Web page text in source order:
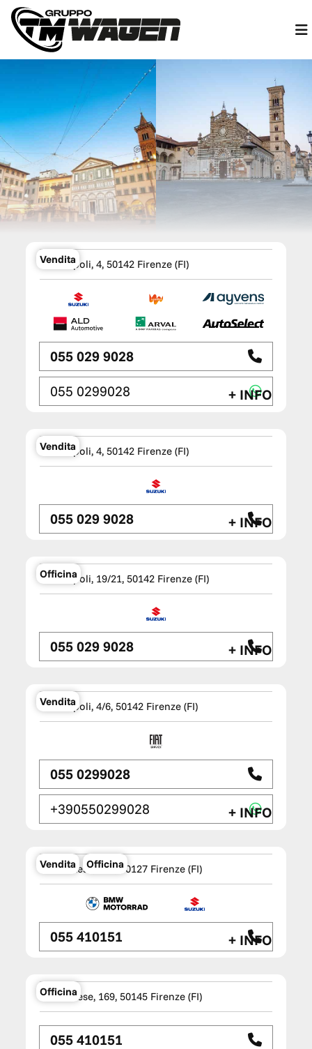
Vendita
Via Empoli, 4, 50142 Firenze (FI)
055 029 9028
055 0299028
+ INFO
Vendita
Via Empoli, 4, 50142 Firenze (FI)
055 029 9028 + INFO
Officina
Via Empoli, 19/21, 50142 Firenze (FI)
055 029 9028 + INFO
Vendita
TM WAGEN Premium Specialist
Via Empoli, 4/6, 50142 Firenze (FI)
055 0299028
+390550299028
+ INFO
Vendita Officina
Via Pratese, 169, 50127 Firenze (FI)
055 410151 + INFO
Officina
Via Pratese, 169, 50145 Firenze (FI)
055 410151